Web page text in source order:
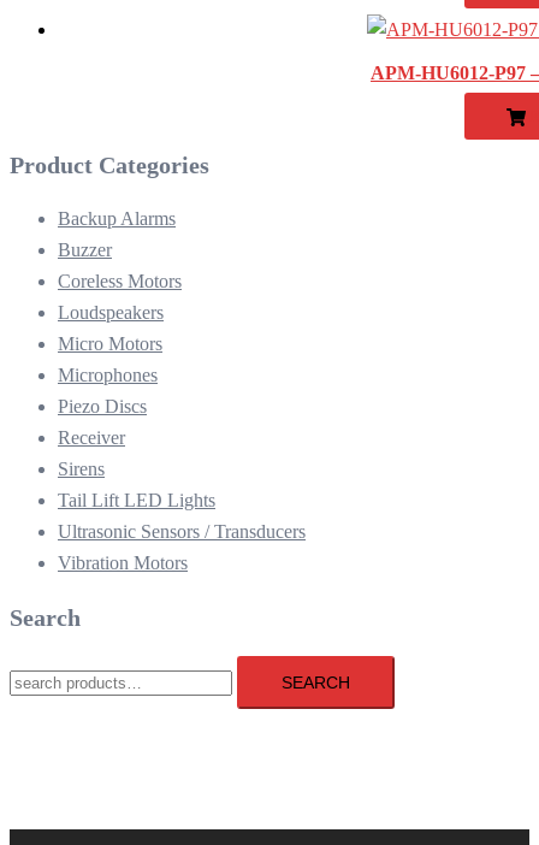
APM-HU6012-P97
Product Categories
Backup Alarms
Buzzer
Coreless Motors
Loudspeakers
Micro Motors
Microphones
Piezo Discs
Receiver
Sirens
Tail Lift LED Lights
Ultrasonic Sensors / Transducers
Vibration Motors
Search
Search
for:
SEARCH